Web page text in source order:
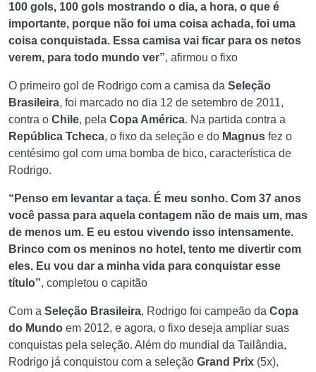
100 gols, 100 gols mostrando o dia, a hora, o que é
importante, porque não foi uma coisa achada, foi uma
coisa conquistada. Essa camisa vai ficar para os netos
verem, para todo mundo ver”, afirmou o fixo
O primeiro gol de Rodrigo com a camisa da Seleção
Brasileira, foi marcado no dia 12 de setembro de 2011,
contra o Chile, pela Copa América. Na partida contra a
República Tcheca, o fixo da seleção e do Magnus fez o
centésimo gol com uma bomba de bico, característica de
Rodrigo.
“Penso em levantar a taça. É meu sonho. Com 37 anos
você passa para aquela contagem não de mais um, mas
de menos um. E eu estou vivendo isso intensamente.
Brinco com os meninos no hotel, tento me divertir com
eles. Eu vou dar a minha vida para conquistar esse
título”, completou o capitão
Com a Seleção Brasileira, Rodrigo foi campeão da Copa
do Mundo em 2012, e agora, o fixo deseja ampliar suas
conquistas pela seleção. Além do mundial da Tailândia,
Rodrigo já conquistou com a seleção Grand Prix (5x),